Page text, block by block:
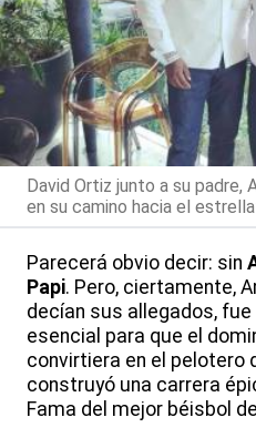
David Ortiz junto a su padre,
en su camino hacia el
Parecerá obvio decir: sin
Papi. Pero, ciertamente,
decían sus allegados, fue
esencial para que el
convirtiera en el pelotero
construyó una carrera
Fama del mejor béisbol